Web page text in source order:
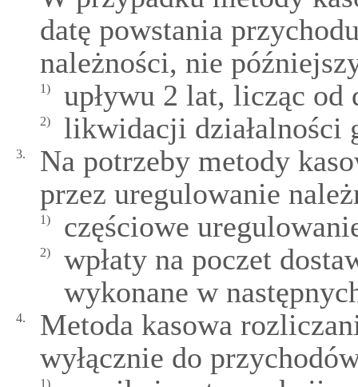
datę powstania
należności, nie
1) upływu 2 lat, licząc
2) likwidacji działalności
3.
Na potrzeby metody
przez uregulowanie
1) częściowe
2)
wpłaty na poczet
wykonane w
4.
Metoda kasowa
wyłącznie do
1)